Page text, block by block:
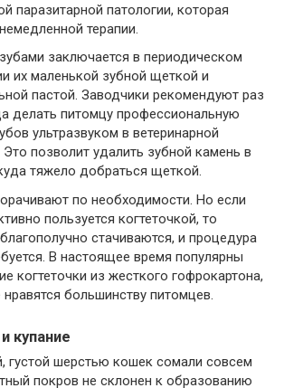
паразитарной патологии, которая
терапии.
заключается в периодическом
их маленькой зубной щеткой и
пастой. Заводчики рекомендуют раз
делать питомцу профессиональную
ультразвуком в ветеринарной
Это позволит удалить зубной камень в
тяжело добраться щеткой.
по необходимости. Но если
пользуется когтеточкой, то
стачиваются, и процедура
В настоящее время популярны
когтеточки из жесткого гофрокартона,
большинству питомцев.
купание
густой шерстью кошек сомали совсем
покров не склонен к образованию